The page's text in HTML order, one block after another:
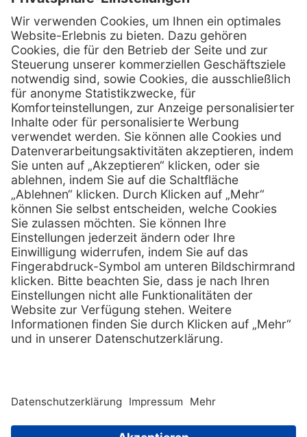
Firmensitz
Henry Schein Medical GmbH
Alt-Moabit 96 b
D-10559 Berlin
Telefon: 0800 - 888 777 6
Telefax: 0800 - 888 777 8
E-Mail: info @ henryschein-med.de
Services
Fernwartung
Vorteile
Eigenmarke
Leasing
Techn. Service
Kataloge
Hilfe
FAQs
Kontakt
Lob & Kritik
Außendienst
Retoure
E-Rechnung
Zertifikat Rechtliches